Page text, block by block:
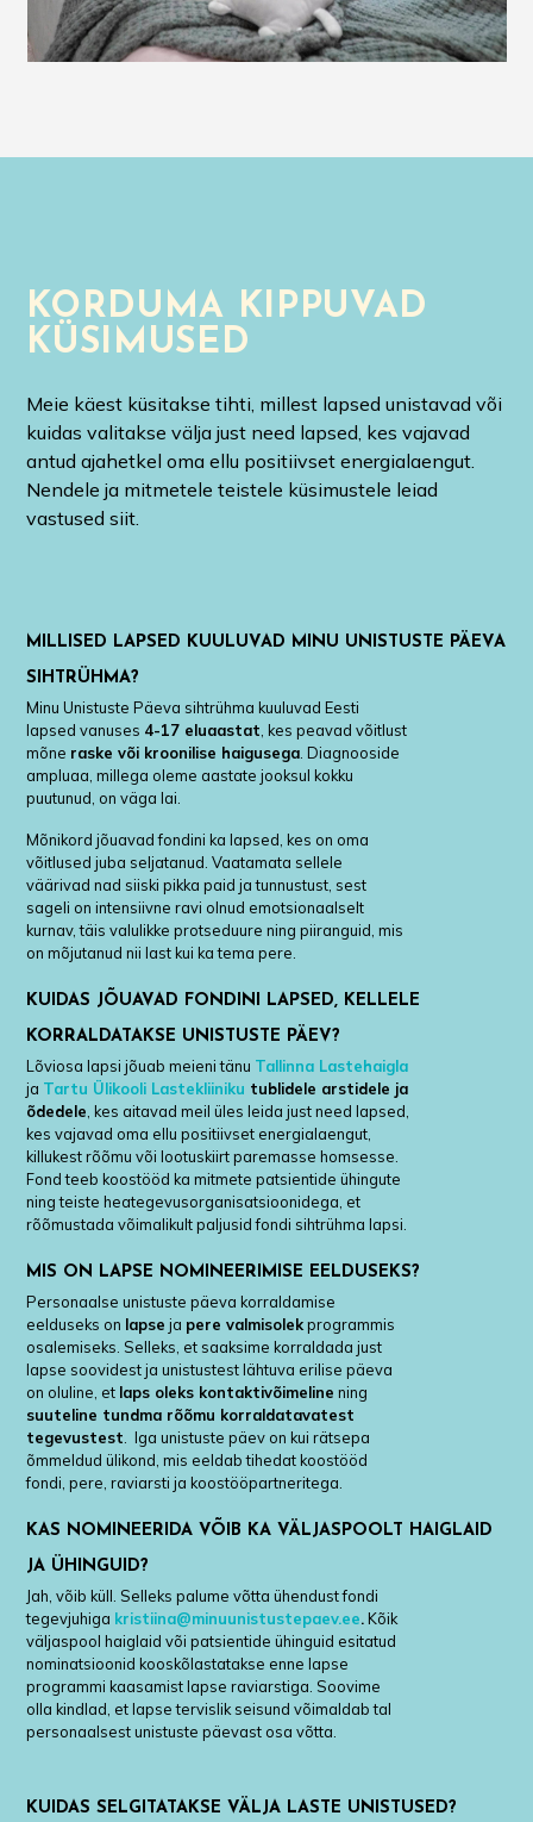
KORDUMA KIPPUVAD
KÜSIMUSED
Meie käest küsitakse tihti, millest lapsed unistavad või
kuidas valitakse välja just need lapsed, kes vajavad
antud ajahetkel oma ellu positiivset energialaengut.
Nendele ja mitmetele teistele küsimustele leiad
vastused siit.
MILLISED LAPSED KUULUVAD MINU UNISTUSTE PÄEVA
SIHTRÜHMA?
Minu Unistuste Päeva sihtrühma kuuluvad Eesti
lapsed vanuses 4-17 eluaastat , kes peavad võitlust
mõne raske või kroonilise haigusega . Diagnooside
ampluaa, millega oleme aastate jooksul kokku
puutunud, on väga lai.
Mõnikord jõuavad fondini ka lapsed, kes on oma
võitlused juba seljatanud. Vaatamata sellele
väärivad nad siiski pikka paid ja tunnustust, sest
sageli on intensiivne ravi olnud emotsionaalselt
kurnav, täis valulikke protseduure ning piiranguid, mis
on mõjutanud nii last kui ka tema pere.
KUIDAS JÕUAVAD FONDINI LAPSED, KELLELE
KORRALDATAKSE UNISTUSTE PÄEV?
Lõviosa lapsi jõuab meieni tänu Tallinna Lastehaigla
ja Tartu Ülikooli Lastekliiniku tublidele arstidele ja
õdedele , kes aitavad meil üles leida just need lapsed,
kes vajavad oma ellu positiivset energialaengut,
killukest rõõmu või lootuskiirt paremasse homsesse.
Fond teeb koostööd ka mitmete patsientide ühingute
ning teiste heategevusorganisatsioonidega, et
rõõmustada võimalikult paljusid fondi sihtrühma lapsi.
MIS ON LAPSE NOMINEERIMISE EELDUSEKS?
Personaalse unistuste päeva korraldamise
eelduseks on lapse ja pere valmisolekprogrammis
osalemiseks. Selleks, et saaksime korraldada just
lapse soovidest ja unistustest lähtuva erilise päeva
on oluline, et laps oleks kontaktivõimeline ning
suuteline tundma rõõmu korraldatavatest
tegevustest . Iga unistuste päev on kui rätsepa
õmmeldud ülikond, mis eeldab tihedat koostööd
fondi, pere, raviarsti ja koostööpartneritega.
KAS NOMINEERIDA VÕIB KA VÄLJASPOOLT HAIGLAID
JA ÜHINGUID?
Jah, võib küll. Selleks palume võtta ühendust fondi
tegevjuhiga kristiina@minuunistustepaev.ee.Kõik
väljaspool haiglaid või patsientide ühinguid esitatud
nominatsioonid kooskõlastatakse enne lapse
programmi kaasamist lapse raviarstiga. Soovime
olla kindlad, et lapse tervislik seisund võimaldab tal
personaalsest unistuste päevast osa võtta.
KUIDAS SELGITATAKSE VÄLJA LASTE UNISTUSED?